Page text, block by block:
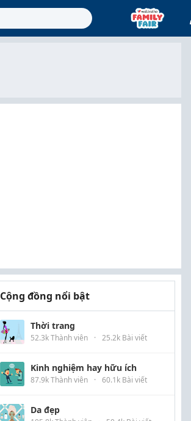
Cộng đồng nổi bật
Thời trang
52.3k Thành viên · 25.2k Bài viết
Kinh nghiệm hay hữu ích
87.9k Thành viên · 60.1k Bài viết
Da đẹp